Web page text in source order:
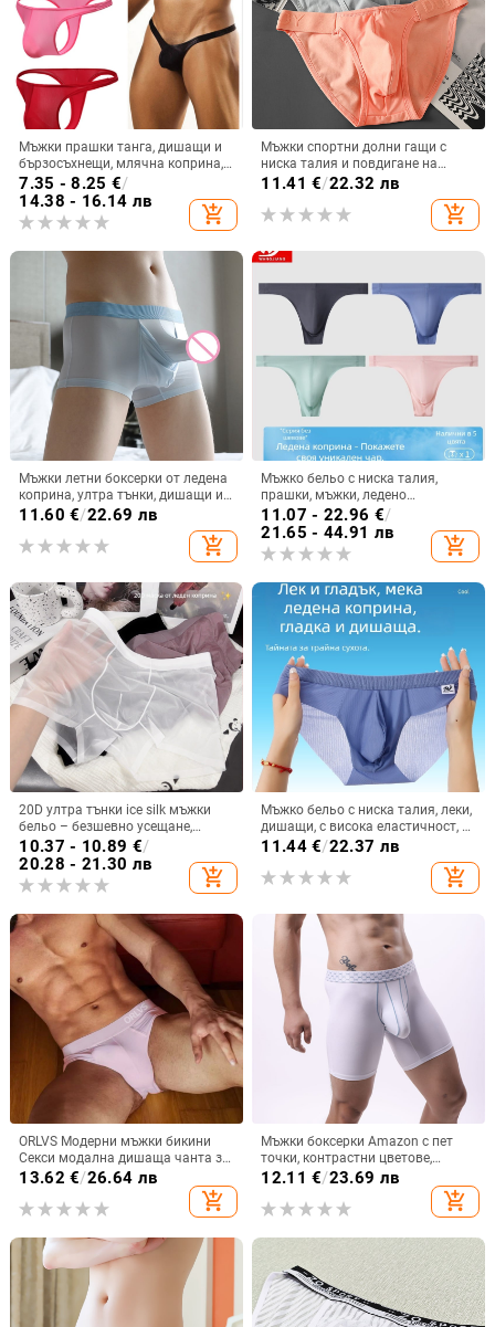
Мъжки прашки танга, дишащи и
бързосъхнещи, млячна коприна,
61–70d, ниска талия
7.35 - 8.25 €/
14.38 - 16.14 лв
add_shopping_cart
Мъжки спортни долни гащи с
ниска талия и повдигане на
задника, едноцветни памучни,
11.41 €/22.32 лв
add_shopping_cart
Мъжки летни боксерки от ледена
коприна, ултра тънки, дишащи и
бързосъхнещи, с голям джоб
11.60 €/22.69 лв
add_shopping_cart
Мъжко бельо с ниска талия,
прашки, мъжки, ледено
копринени, безследни, секс, чист
секс, горещо, секси, U-изпъкнало,
дишащо бельо, Zhongshan
11.07 - 22.96 €/
21.65 - 44.91 лв
add_shopping_cart
20D ултра тънки ice silk мъжки
бельо – безшевно усещане,
бързосъхнещо, средна талия,
едноцветни боксерки
10.37 - 10.89 €/
20.28 - 21.30 лв
add_shopping_cart
Мъжко бельо с ниска талия, леки,
дишащи, с висока еластичност, U-
изпъкнало вътрешно
11.44€/22.37 лв
add_shopping_cart
ORLVS Модерни мъжки бикини
Секси модална дишаща чанта за
корем с ниска талия Показани
големи бикини за мъже OR6205
13.62 €/26.64 лв
add_shopping_cart
Мъжки боксерки Amazon с пет
точки, контрастни цветове,
ледено копринени, със средна
износване, големи размери
12.11 €/23.69 лв
add_shopping_cart